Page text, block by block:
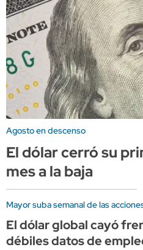
Agosto en descenso
El dólar cerró su
mes a la baja
Mayor suba semanal de las
El dólar global cayó
débiles datos de